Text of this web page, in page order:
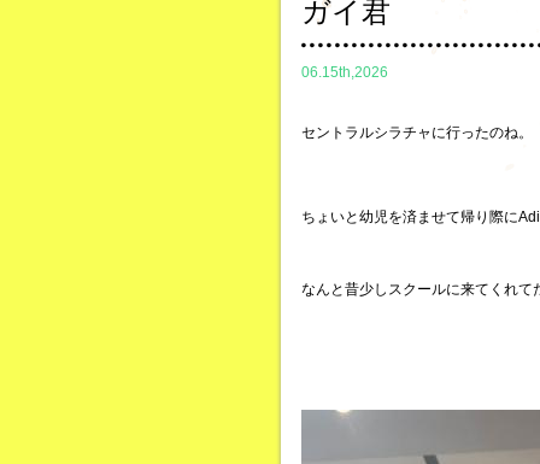
ガイ君
06.15th,2026
セントラルシラチャに行ったのね。
ちょいと幼児を済ませて帰り際に
なんと昔少しスクールに来てくれ